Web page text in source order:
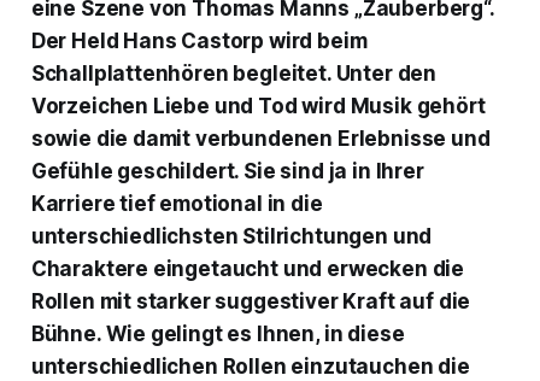
eine Szene von Thomas Manns „Zauberberg“.
Der Held Hans Castorp wird beim
Schallplattenhören begleitet. Unter den
Vorzeichen Liebe und Tod wird Musik gehört
sowie die damit verbundenen Erlebnisse und
Gefühle geschildert. Sie sind ja in Ihrer
Karriere tief emotional in die
unterschiedlichsten Stilrichtungen und
Charaktere eingetaucht und erwecken die
Rollen mit starker suggestiver Kraft auf die
Bühne. Wie gelingt es Ihnen, in diese
unterschiedlichen Rollen einzutauchen die